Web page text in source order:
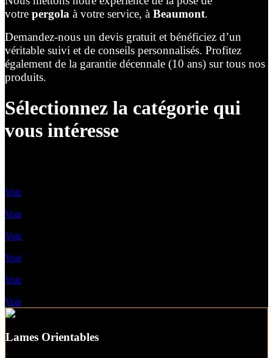
votre pergola à votre service, à Beaumont.
Demandez-nous un devis gratuit et bénéficiez d’un
véritable suivi et de conseils personnalisés. Profitez
également de la garantie décennale (10 ans) sur tous nos
produits.
Sélectionnez la catégorie qui
vous intéresse
Voir
Voir
Voir
Voir
Voir
Voir
Lames Orientables